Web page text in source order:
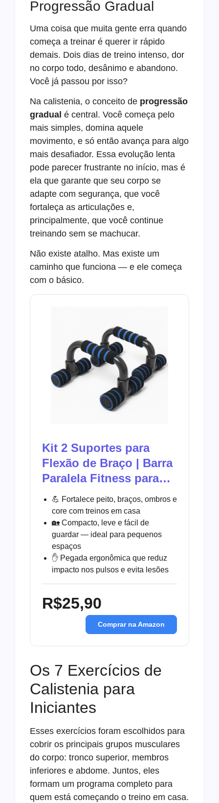
Progressão Gradual
Uma coisa que muita gente erra quando
começa a treinar é querer ir rápido
demais. Dois dias de treino intenso, dor
no corpo todo, desânimo e abandono.
Você já passou por isso?
Na calistenia, o conceito de progressão
gradual é central. Você começa pelo
mais simples, domina aquele
movimento, e só então avança para algo
mais desafiador. Essa evolução lenta
pode parecer frustrante no início, mas é
ela que garante que seu corpo se
adapte com segurança, que você
fortaleça as articulações e,
principalmente, que você continue
treinando sem se machucar.
Não existe atalho. Mas existe um
caminho que funciona — e ele começa
com o básico.
Kit 2 Suportes para
Flexão de Braço | Barra
Paralela Fitness para…
💪 Fortalece peito, braços, ombros e
core com treinos em casa
🏡 Compacto, leve e fácil de
guardar — ideal para pequenos
espaços
✋ Pegada ergonômica que reduz
impacto nos pulsos e evita lesões
R$25,90
Comprar na Amazon
Os 7 Exercícios de
Calistenia para
Iniciantes
Esses exercícios foram escolhidos para
cobrir os principais grupos musculares
do corpo: tronco superior, membros
inferiores e abdome. Juntos, eles
formam um programa completo para
quem está começando o treino em casa.